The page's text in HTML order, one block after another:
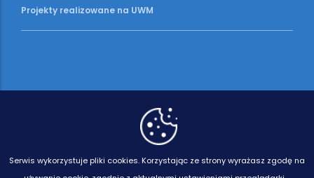
Projekty realizowane na UWM
Serwis wykorzystuje pliki cookies. Korzystając ze strony wyrażasz zgodę na